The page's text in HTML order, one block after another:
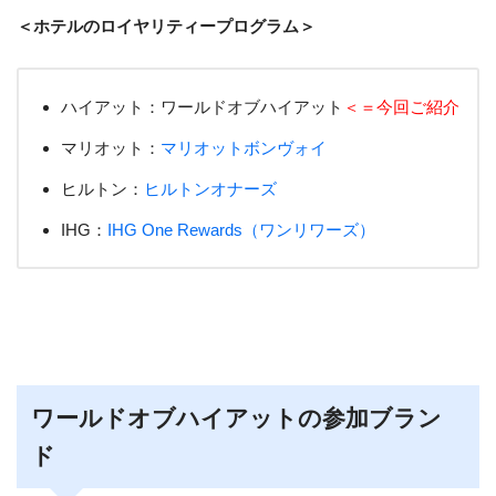
＜ホテルのロイヤリティープログラム＞
ハイアット：ワールドオブハイアット ＜＝今回ご紹介
マリオット： マリオットボンヴォイ
ヒルトン： ヒルトンオナーズ
IHG： IHG One Rewards（ワンリワーズ）
ワールドオブハイアットの参加ブラン
ド